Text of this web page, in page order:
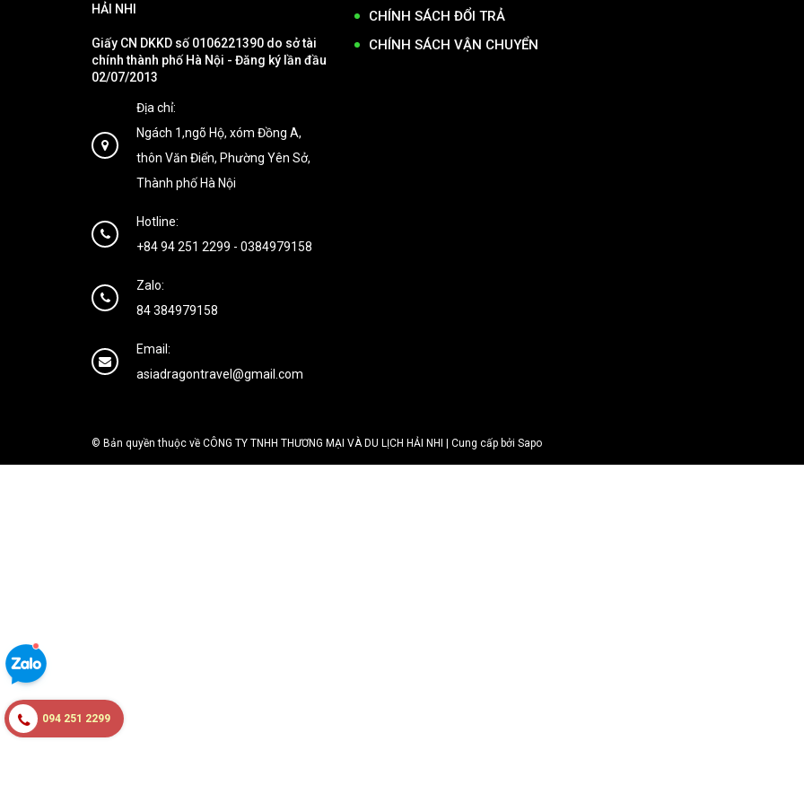
HẢI NHI
Giấy CN DKKD số 0106221390 do sở tài
chính thành phố Hà Nội - Đăng ký lần đầu
02/07/2013
Địa chỉ:
Ngách 1,ngõ Hộ, xóm Đồng A,
thôn Văn Điển, Phường Yên Sở,
Thành phố Hà Nội
Hotline:
+84 94 251 2299 - 0384979158
Zalo:
84 384979158
Email:
asiadragontravel@gmail.com
CHÍNH SÁCH ĐỔI TRẢ
CHÍNH SÁCH VẬN CHUYỂN
© Bản quyền thuộc về CÔNG TY TNHH THƯƠNG MẠI VÀ DU LỊCH HẢI NHI | Cung cấp bởi Sapo
094 251 2299